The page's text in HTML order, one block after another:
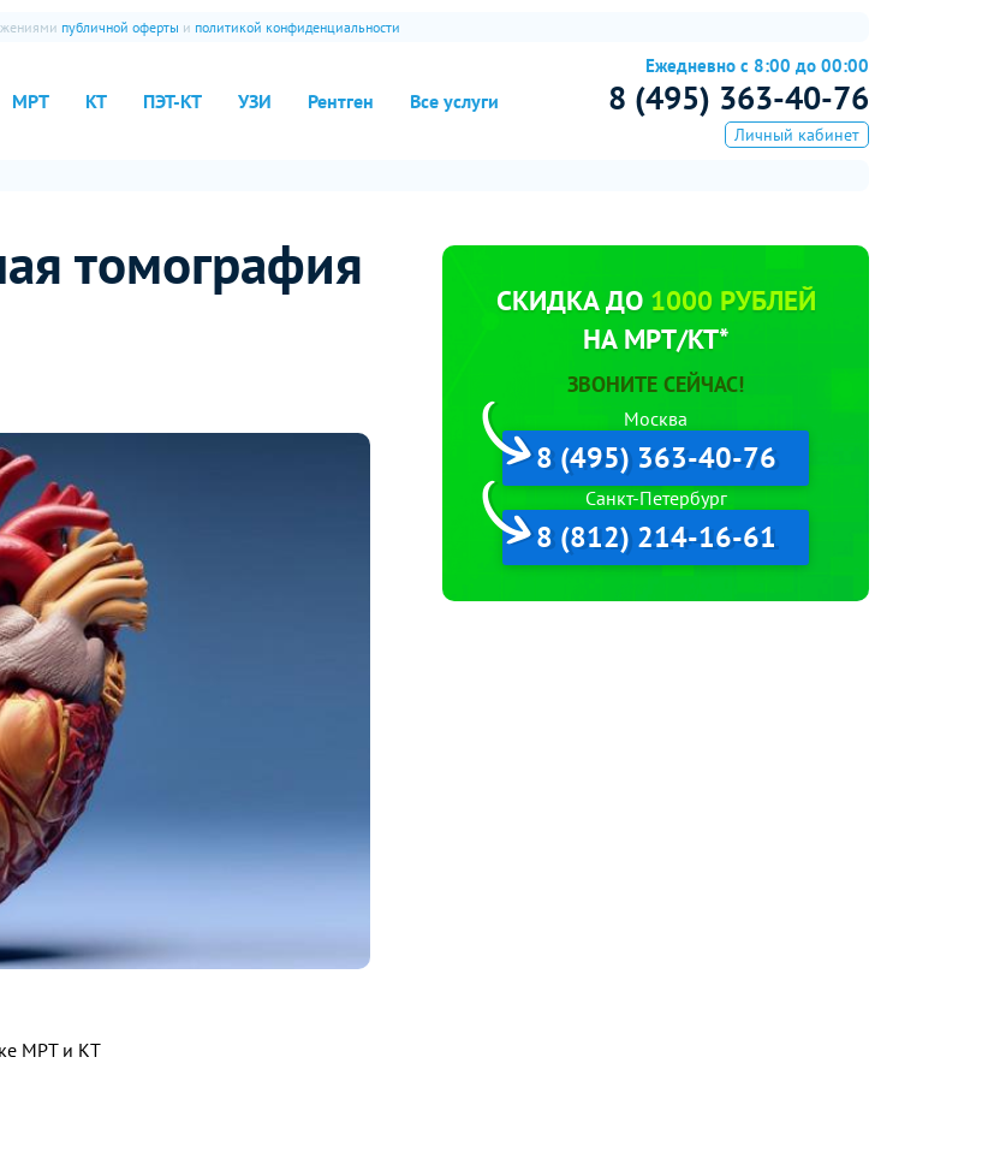
МРТ КТ ПЭТ-КТ УЗИ Рентген Все услуги
публичной оферты и политикой конфиденциальности
Ежедневно с 8:00 до 00:00
8 (495) 363-40-76
Личный кабинет
томография
МРТ и КТ
СКИДКА ДО 1000 РУБЛЕЙ
НА МРТ/КТ*
ЗВОНИТЕ СЕЙЧАС!
Москва
8 (495) 363-40-76
Санкт-Петербург
8 (812) 214-16-61